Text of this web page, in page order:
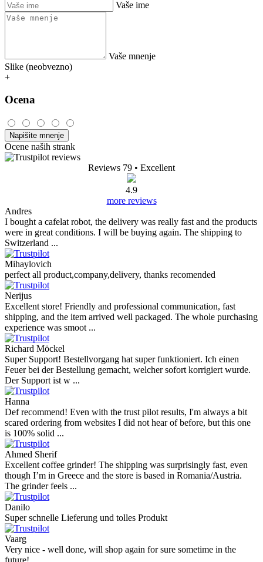
Ocene izdelkov Kapsula za večkratno
Za ta izdelek ni mnenj.
0 ocen
0
0
0
0
Napišite mnenje
Vaše ime
Vaše mnenje
Slike (neobvezno)
+
Ocena
Napišite mnenje
Ocene naših strank
4.9
more reviews
Andres
I bought a cafelat robot, the delivery was really fast and the products
were in great conditions. I will be buying again. The shipping to
Switzerland ...
Mihaylovich
perfect all product,company,delivery, thanks recomended
Nerijus
Excellent store! Friendly and professional communication, fast
shipping, and the item arrived well packaged. The whole purchasing
experience was smoot ...
Richard Möckel
Super Support! Bestellvorgang hat super funktioniert. Ich einen
Feuer bei der Bestellung gemacht, welcher sofort korrigiert wurde.
Der Support ist w ...